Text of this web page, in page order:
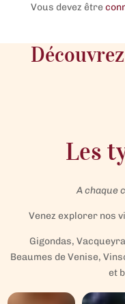
Vous devez être
Les
A chaque
Venez explorer nos
Gigondas,
Beaumes de Venise,
et